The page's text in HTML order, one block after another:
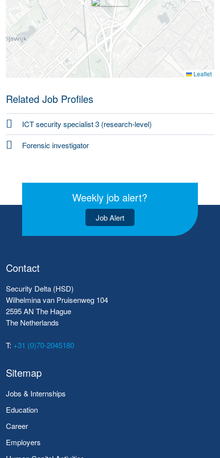
Leaflet
Related Job Profiles
ICT security specialist 3 (research-level)
Forensic investigator
Weekly job alert?
Job Alert
Contact
Security Delta (HSD)
Wilhelmina van Pruisenweg 104
2595 AN The Hague
The Netherlands
T: +31 (0)70-2045180
Sitemap
Jobs & Internships
Education
Career
Employers